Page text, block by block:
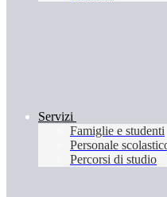
Servizi
Famiglie e studenti
Personale
Percorsi di studio